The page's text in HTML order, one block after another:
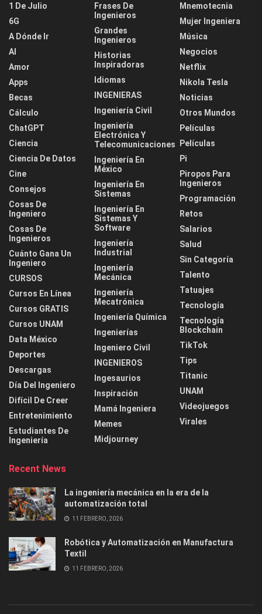
1 De Julio
6G
A Dónde Ir
AI
Amor
Apps
Becas
Cálculo
ChatGPT
Ciencia
Ciencia De Datos
Cine
Consejos
Cosas De
Ingeniero
Cosas De
Ingenieros
Cuánto Gana Un
Ingeniero
CURSOS
Cursos En Línea
Cursos GRATIS
Cursos UNAM
Data México
Deportes
Descargas
Día Del Ingeniero
Difícil De Creer
Entretenimiento
Estudiantes De
Ingeniería
Frases De
Ingenieros
Grandes
Ingenieros
Historias
Inspiradoras
Idiomas
INGENIERAS
Ingeniería Civil
Ingeniería
Electrónica Y
Telecomunicaciones
Ingeniería En
México
Ingeniería En
Sistemas
Ingeniería En
Sistemas Y
Software
Ingeniería
Industrial
Ingeniería
Mecánica
Ingeniería
Mecatrónica
Ingeniería Química
Ingenierías
Ingeniero Civil
INGENIEROS
Ingesaurios
Inspiración
Mamá Ingeniera
Memes
Midjourney
Mnemotecnia
Mujer Ingeniera
Música
Negocios
Netflix
Nikola Tesla
Noticias
Otros Mundos
Películas
Películas
Pi
Piropos Para
Ingenieros
Programación
Retos
Salarios
Salud
Sin Categoría
Talento
Tatuajes
Tecnología
Tecnología
Blockchain
TikTok
Tips
Titanic
UNAM
Videojuegos
Virales
Recent News
La ingeniería mecánica en la era de la
automatización total
11 FEBRERO, 2026
Robótica y Automatización en Manufactura
Textil
11 FEBRERO, 2026